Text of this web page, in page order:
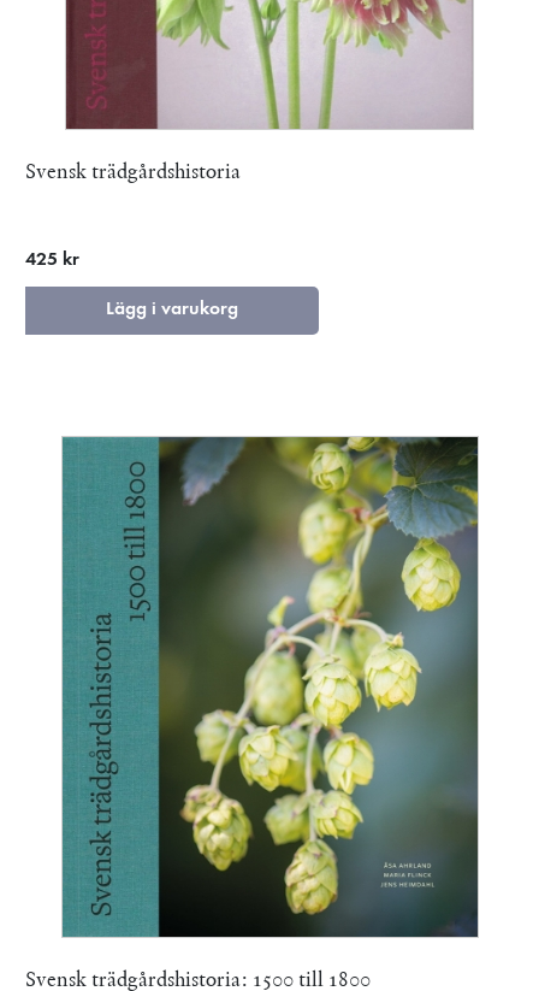
Svensk trädgårdshistoria
425 kr
Lägg i varukorg
Svensk trädgårdshistoria: 1500 till 1800